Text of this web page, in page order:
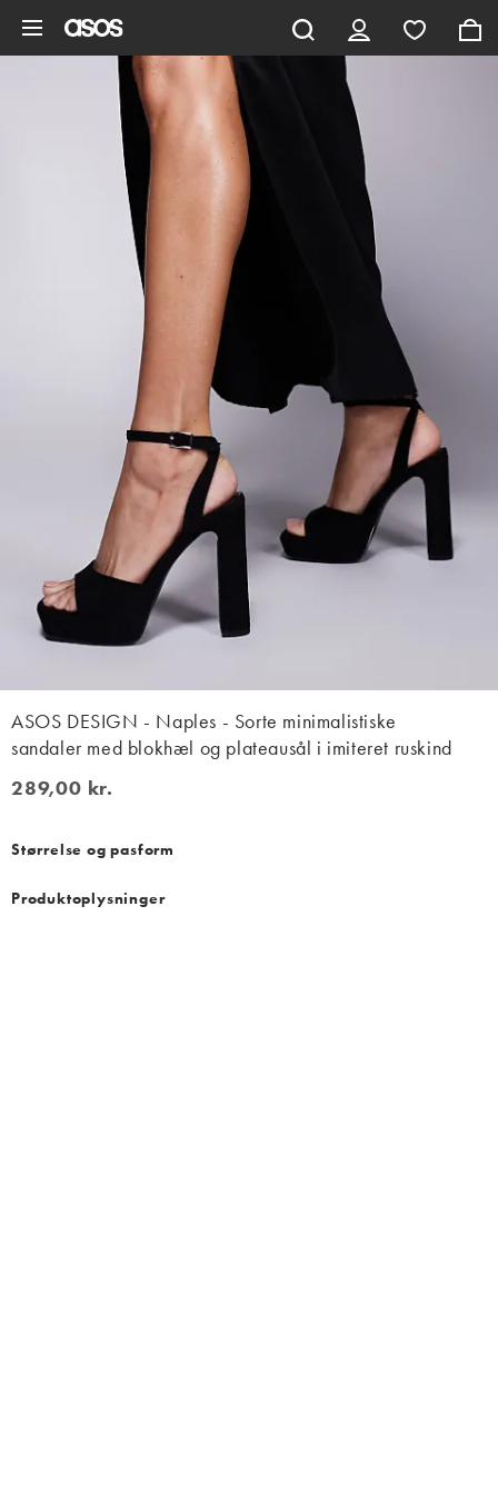
ASOS DESIGN - Naples - Sorte minimalistiske
sandaler med blokhæl og plateausål i imiteret ruskind
289,00 kr.
289,00 kr.
Størrelse og pasform
Produktoplysninger